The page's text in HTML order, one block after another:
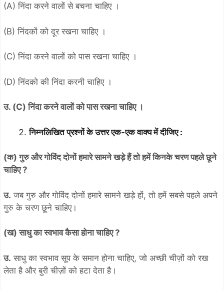
(A) निंदा करने वालों से बचना चाहिए ।
(B) निंदकों को दूर रखना चाहिए ।
(C) निंदा करने वालों को पास रखना चाहिए ।
(D) निंदको की निंदा करनी चाहिए ।
उ. (C) निंदा करने वालों को पास रखना चाहिए ।
निम्नलिखित प्रश्नों के उत्तर एक-एक वाक्य में दीजिए :
(क) गुरु और गोविंद दोनों हमारे सामने खड़े हैं तो हमें किनके चरण पहले छूने
चाहिए ?
उ. जब गुरु और गोविंद दोनों हमारे सामने खड़े हों, तो हमें सबसे पहले अपने
गुरु के चरण छूने चाहिए।
(ख) साधु का स्वभाव कैसा होना चाहिए ?
उ. साधु का स्वभाव सूप के समान होना चाहिए, जो अच्छी चीज़ों को रख
लेता है और बुरी चीज़ों को हटा देता है।